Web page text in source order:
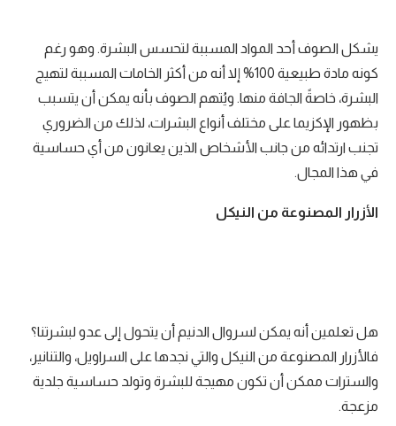
يشكل الصوف أحد المواد المسببة لتحسس البشرة. وهو رغم
كونه مادة طبيعية 100% إلا أنه من أكثر الخامات المسببة لتهيج
البشرة، خاصةً الجافة منها. ويُتهم الصوف بأنه يمكن أن يتسبب
بظهور الإكزيما على مختلف أنواع البشرات، لذلك من الضروري
تجنب ارتدائه من جانب الأشخاص الذين يعانون من أي حساسية
في هذا المجال.
الأزرار المصنوعة من النيكل
هل تعلمين أنه يمكن لسروال الدنيم أن يتحول إلى عدو لبشرتنا؟
فالأزرار المصنوعة من النيكل والتي نجدها على السراويل، والتنانير،
والسترات ممكن أن تكون مهيجة للبشرة وتولد حساسية جلدية
مزعجة.